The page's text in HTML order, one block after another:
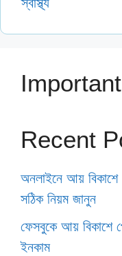
Recent
অনলাইনে আয়
সঠিক নিয়ম জানুন
ফেসবুকে আয় বিকাশে
ইনকাম